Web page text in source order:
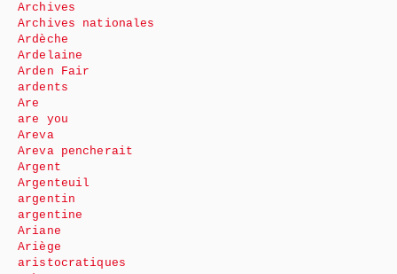
Archives
Archives nationales
Ardèche
Ardelaine
Arden Fair
ardents
Are
are you
Areva
Areva pencherait
Argent
Argenteuil
argentin
argentine
Ariane
Ariège
aristocratiques